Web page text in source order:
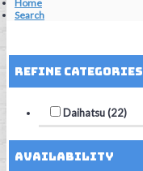
Home
Search
Refine Categories
Daihatsu (22)
Availability